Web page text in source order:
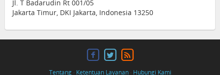
Jl. T Badarudin Rt 001/05
Jakarta Timur, DKI Jakarta, Indonesia 13250
Tentang· Ketentuan Layanan· Hubungi Kami